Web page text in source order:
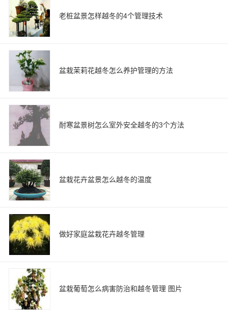
老桩盆景怎样越冬的4个管理技术
盆栽茉莉花越冬怎么养护管理的方法
耐寒盆景树怎么室外安全越冬的3个方法
盆栽花卉盆景怎么越冬的温度
做好家庭盆栽花卉越冬管理
盆栽葡萄怎么病害防治和越冬管理 图片